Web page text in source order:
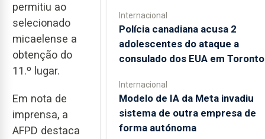
permitiu ao
selecionado
micaelense a
obtenção do
11.º lugar.
Em nota de
imprensa, a
AFPD destaca
Internacional
Polícia canadiana acusa 2
adolescentes do ataque a
consulado dos EUA em Toronto
Internacional
Modelo de IA da Meta invadiu
sistema de outra empresa de
forma autónoma